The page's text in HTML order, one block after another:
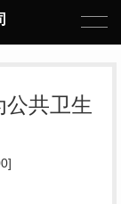
共卫生